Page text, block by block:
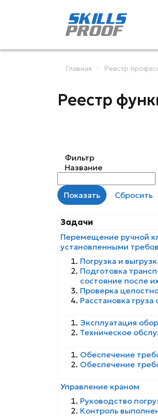
Главная Реестр
Реестр
Фильтр
Название
Задачи
Перемещение ручной
установленными
Погрузка и
Подготовка
состояние после
Проверка
Расстановка
Эксплуатация
Техническое
Обеспечение
Обеспечение
Управление краном
Руководство
Контроль